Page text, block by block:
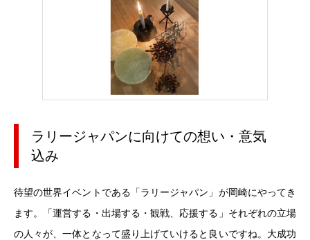
ラリージャパンに向けての想い・意気
込み
待望の世界イベントである「ラリージャパン」が岡崎にやってき
ます。「運営する・出場する・観戦、応援する」それぞれの立場
の人々が、一体となって盛り上げていけると良いですね。大成功